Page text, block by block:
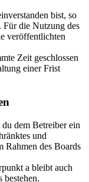
bist, so
Für die Nutzung des
veröffentlichten
Zeit geschlossen
einer Frist
dem Betreiber ein
und
Rahmen des Boards
a bleibt auch
bestehen.